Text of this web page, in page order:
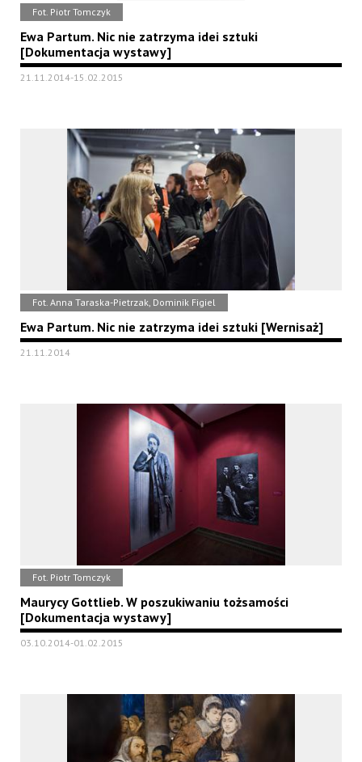
Fot. Piotr Tomczyk
Ewa Partum. Nic nie zatrzyma idei sztuki
[Dokumentacja wystawy]
21.11.2014-15.02.2015
Fot. Anna Taraska-Pietrzak, Dominik Figiel
Ewa Partum. Nic nie zatrzyma idei sztuki [Wernisaż]
21.11.2014
Fot. Piotr Tomczyk
Maurycy Gottlieb. W poszukiwaniu tożsamości
[Dokumentacja wystawy]
03.10.2014-01.02.2015